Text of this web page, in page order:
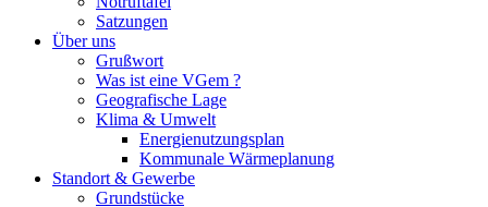
Satzungen
Über uns
Grußwort
Was ist eine VGem ?
Geografische Lage
Klima & Umwelt
Energienutzungsplan
Kommunale Wärmeplanung
Standort & Gewerbe
Grundstücke